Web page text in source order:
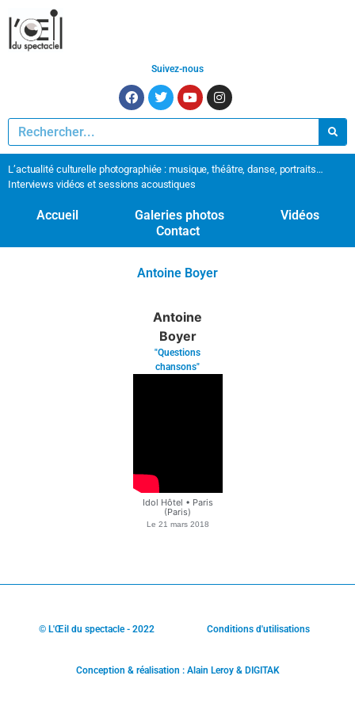
Suivez-nous
L’actualité culturelle photographiée : musique, théâtre, danse, portraits…
Interviews vidéos et sessions acoustiques
Accueil Galeries photos
Vidéos
Contact
Antoine Boyer
Antoine
Boyer
"Questions
chansons"
Idol Hôtel • Paris
(Paris)
Le 21 mars 2018
© L'Œil du spectacle - 2022 Conditions d'utilisations
Conception & réalisation : Alain Leroy & DIGITAK